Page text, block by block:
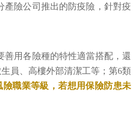
險公司推出的防疫險，針對疫
善用各險種的特性適當搭配，還
員、高樓外部清潔工等；第6類
職業等級，若想用保險防患未